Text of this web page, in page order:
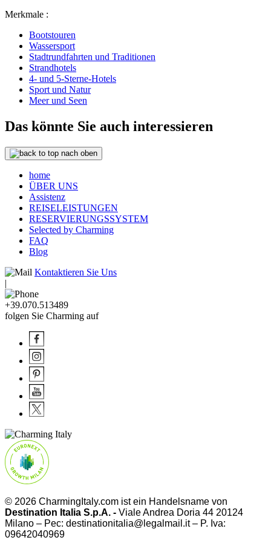
Merkmale :
Bootstouren
Wassersport
Stadtrundfahrten und Traditionen
Strandhotels
4- und 5-Sterne-Hotels
Sport und Natur
Meer und Seen
Das könnte Sie auch interessieren
nach oben
home
ÜBER UNS
Assistenz
REISELEISTUNGEN
RESERVIERUNGSSYSTEM
Selected by Charming
FAQ
Blog
Kontaktieren Sie Uns
|
+39.070.513489
folgen Sie Charming auf
© 2026 CharmingItaly.com ist ein Handelsname von
Destination Italia S.p.A. - Viale Andrea Doria 44 20124
Milano – Pec: destinationitalia@legalmail.it – P. Iva:
09642040969